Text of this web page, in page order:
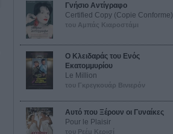
Γνήσιο Αντίγραφο
Certified Copy (Copie Conforme)
του Αμπάς Κιαροστάμι
Ο Κλειδαράς του Ενός
Εκατομμυρίου
Le Million
του Γκρεγκουάρ Βινιερόν
Αυτό που Ξέρουν οι Γυναίκες
Pour le Plaisir
του Ρεέμ Κερισί